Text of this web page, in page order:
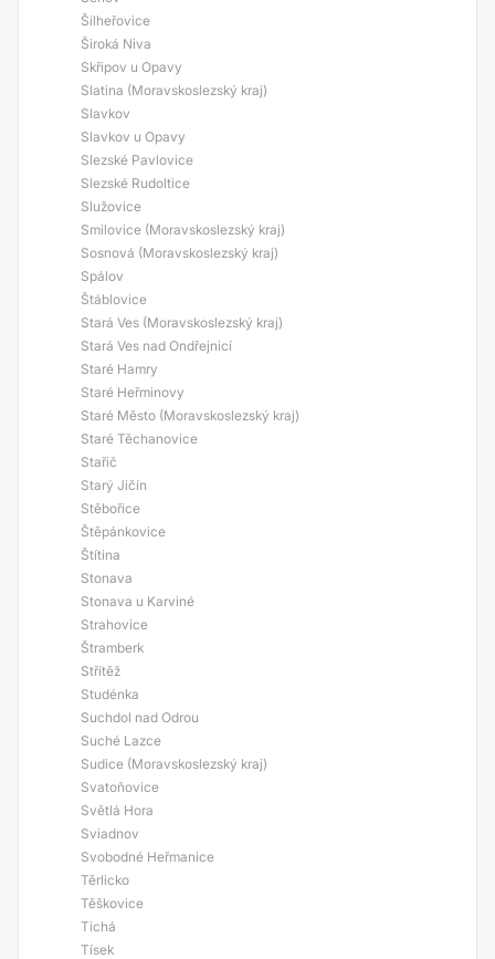
Šilheřovice
Široká Niva
Skřipov u Opavy
Slatina (Moravskoslezský kraj)
Slavkov
Slavkov u Opavy
Slezské Pavlovice
Slezské Rudoltice
Služovice
Smilovice (Moravskoslezský kraj)
Sosnová (Moravskoslezský kraj)
Spálov
Štáblovice
Stará Ves (Moravskoslezský kraj)
Stará Ves nad Ondřejnicí
Staré Hamry
Staré Heřminovy
Staré Město (Moravskoslezský kraj)
Staré Těchanovice
Stařič
Starý Jičín
Stěbořice
Štěpánkovice
Štítina
Stonava
Stonava u Karviné
Strahovice
Štramberk
Střítěž
Studénka
Suchdol nad Odrou
Suché Lazce
Sudice (Moravskoslezský kraj)
Svatoňovice
Světlá Hora
Sviadnov
Svobodné Heřmanice
Těrlicko
Těškovice
Tichá
Tísek